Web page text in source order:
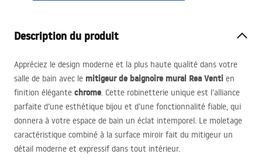
Description du produit
Appréciez le design moderne et la plus haute qualité dans votre
salle de bain avec le mitigeur de baignoire mural Rea Venti en
finition élégante chrome. Cette robinetterie unique est l’alliance
parfaite d’une esthétique bijou et d’une fonctionnalité fiable, qui
donnera à votre espace de bain un éclat intemporel. Le moletage
caractéristique combiné à la surface miroir fait du mitigeur un
détail moderne et expressif dans tout intérieur.